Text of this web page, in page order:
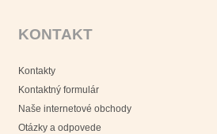
KONTAKT
Kontakty
Kontaktný formulár
Naše internetové obchody
Otázky a odpovede